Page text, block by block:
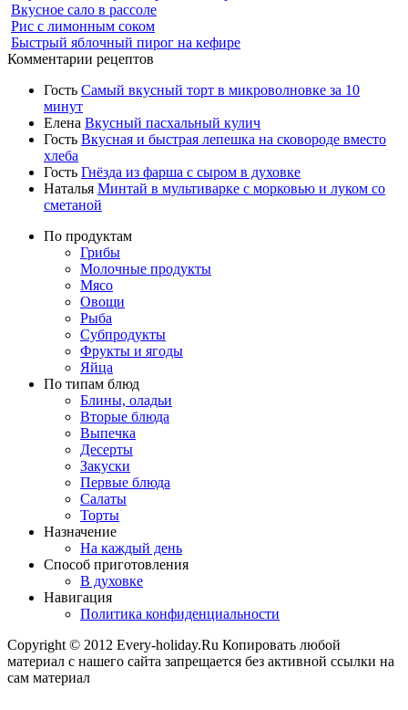
Вкусное сало в рассоле
Рис с лимонным соком
Быстрый яблочный пирог на кефире
Комментарии рецептов
Гость Самый вкусный торт в микроволновке за 10
минут
Елена Вкусный пасхальный кулич
Гость Вкусная и быстрая лепешка на сковороде вместо
хлеба
Гость Гнёзда из фарша с сыром в духовке
Наталья Минтай в мультиварке с морковью и луком со
сметаной
По продуктам
Грибы
Молочные продукты
Мясо
Овощи
Рыба
Субпродукты
Фрукты и ягоды
Яйца
По типам блюд
Блины, оладьи
Вторые блюда
Выпечка
Десерты
Закуски
Первые блюда
Салаты
Торты
Назначение
На каждый день
Способ приготовления
В духовке
Навигация
Политика конфиденциальности
Copyright © 2012 Every-holiday.Ru Копировать любой
материал с нашего сайта запрещается без активной ссылки на
сам материал